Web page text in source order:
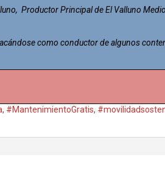
Productor Principal de El Valluno
como conductor de algunos
, #MantenimientoGratis,